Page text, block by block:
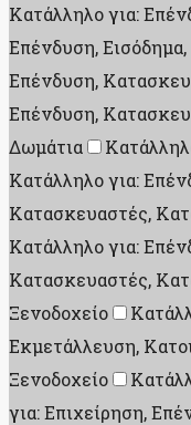
Κατάλληλο για:
Επένδυση, Εισόδημα,
Επένδυση,
Επένδυση,
Δωμάτια
Κατάλληλο για:
Κατασκευαστές,
Κατάλληλο για:
Κατασκευαστές,
Ξενοδοχείο
Εκμετάλλευση,
Ξενοδοχείο
για: Επιχείρηση,